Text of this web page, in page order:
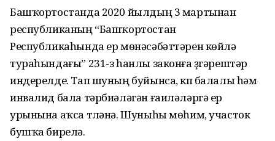
Башҡортостанда 2020 йылдың 3 мартынан
республиканың “Башҡортостан
Республикаһында ер мөнәсәбәттәрен көйләү
тураһындағы” 231-з һанлы законға үҙгәрештәр
индерелде. Тап шуның буйынса, күп балалы һәм
инвалид бала тәрбиәләгән ғаиләләргә ер
урынына аҡса түләнә. Шуныһы мөһим, участок
бушҡа бирелә.